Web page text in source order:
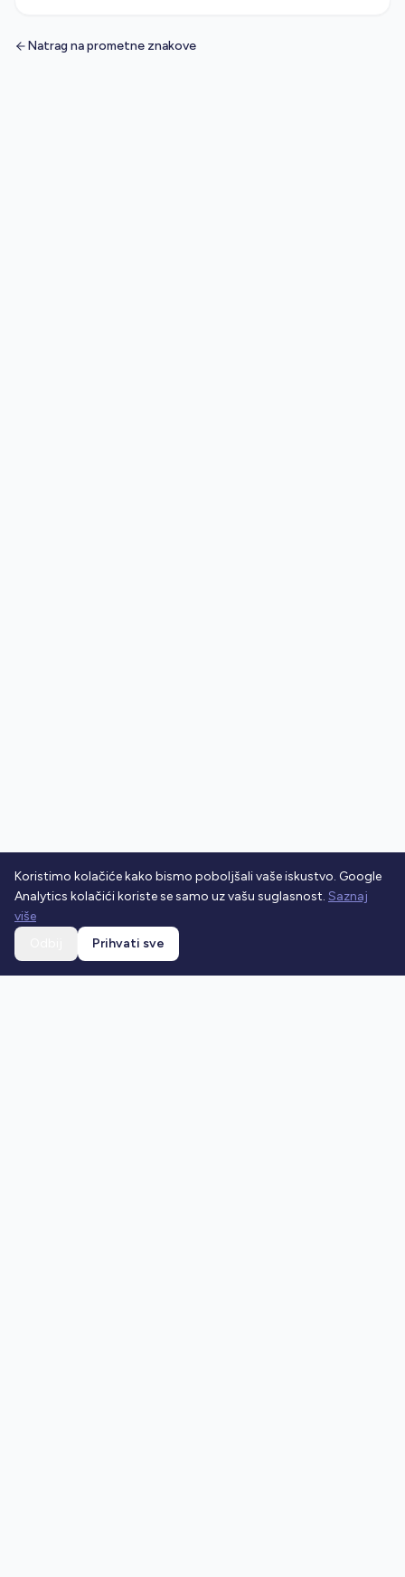
Natrag na prometne znakove
Koristimo kolačiće kako bismo poboljšali vaše iskustvo. Google
Analytics kolačići koriste se samo uz vašu suglasnost. Saznaj
više
Prihvati sve